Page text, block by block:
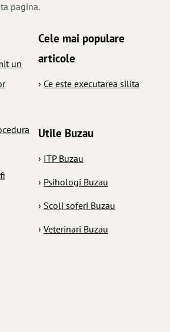
pagina.
un
Cele mai populare
articole
› Ce este executarea silita
Utile Buzau
› ITP Buzau
› Psihologi Buzau
› Scoli soferi Buzau
› Veterinari Buzau